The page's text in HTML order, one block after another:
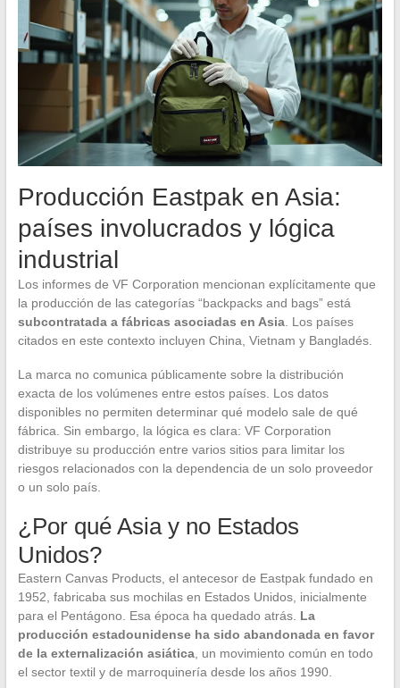
Producción Eastpak en Asia:
países involucrados y lógica
industrial
Los informes de VF Corporation mencionan explícitamente que
la producción de las categorías “backpacks and bags” está
subcontratada a fábricas asociadas en Asia. Los países
citados en este contexto incluyen China, Vietnam y Bangladés.
La marca no comunica públicamente sobre la distribución
exacta de los volúmenes entre estos países. Los datos
disponibles no permiten determinar qué modelo sale de qué
fábrica. Sin embargo, la lógica es clara: VF Corporation
distribuye su producción entre varios sitios para limitar los
riesgos relacionados con la dependencia de un solo proveedor
o un solo país.
¿Por qué Asia y no Estados
Unidos?
Eastern Canvas Products, el antecesor de Eastpak fundado en
1952, fabricaba sus mochilas en Estados Unidos, inicialmente
para el Pentágono. Esa época ha quedado atrás. La
producción estadounidense ha sido abandonada en favor
de la externalización asiática, un movimiento común en todo
el sector textil y de marroquinería desde los años 1990.